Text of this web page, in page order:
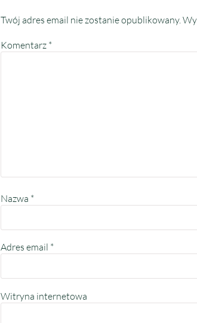
Twój adres email nie zostanie opublikowany.
Komentarz *
Nazwa *
Adres email *
Witryna internetowa